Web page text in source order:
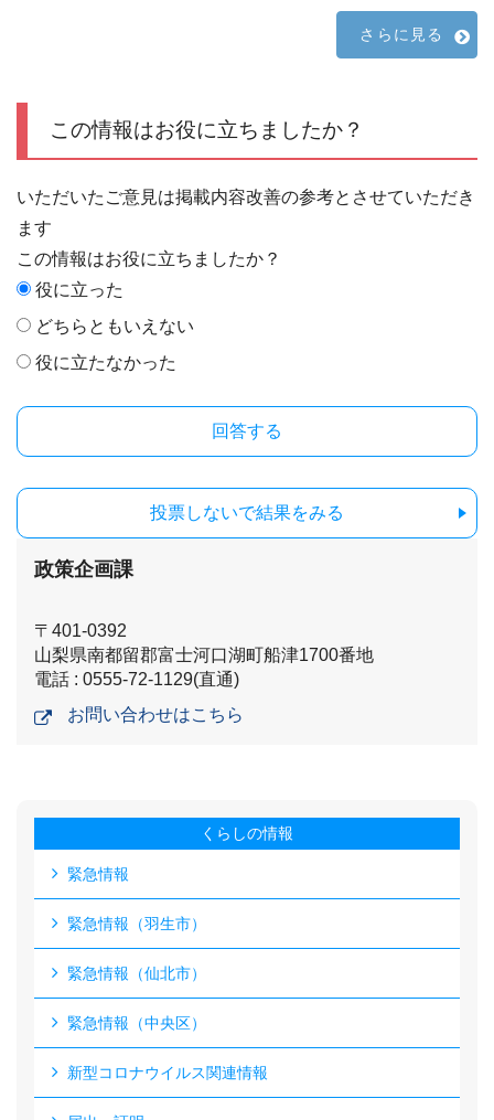
さらに見る
この情報はお役に立ちましたか？
いただいたご意見は掲載内容改善の参考とさせていただき
ます
この情報はお役に立ちましたか？
役に立った
どちらともいえない
役に立たなかった
投票しないで結果をみる
政策企画課
〒401-0392
山梨県南都留郡富士河口湖町船津1700番地
電話 : 0555-72-1129(直通)
お問い合わせはこちら
くらしの情報
緊急情報
緊急情報（羽生市）
緊急情報（仙北市）
緊急情報（中央区）
新型コロナウイルス関連情報